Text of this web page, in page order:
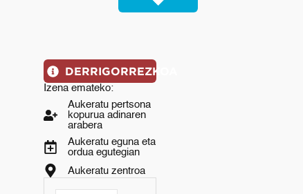
DERRIGORREZKOA
Izena emateko:
Aukeratu pertsona
kopurua adinaren
arabera
Aukeratu eguna eta
ordua egutegian
Aukeratu zentroa